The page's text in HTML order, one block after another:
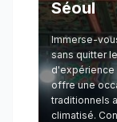
Séoul
Immerse-
sans quitter
d'expérience
offre une
traditionnels
climatisé.